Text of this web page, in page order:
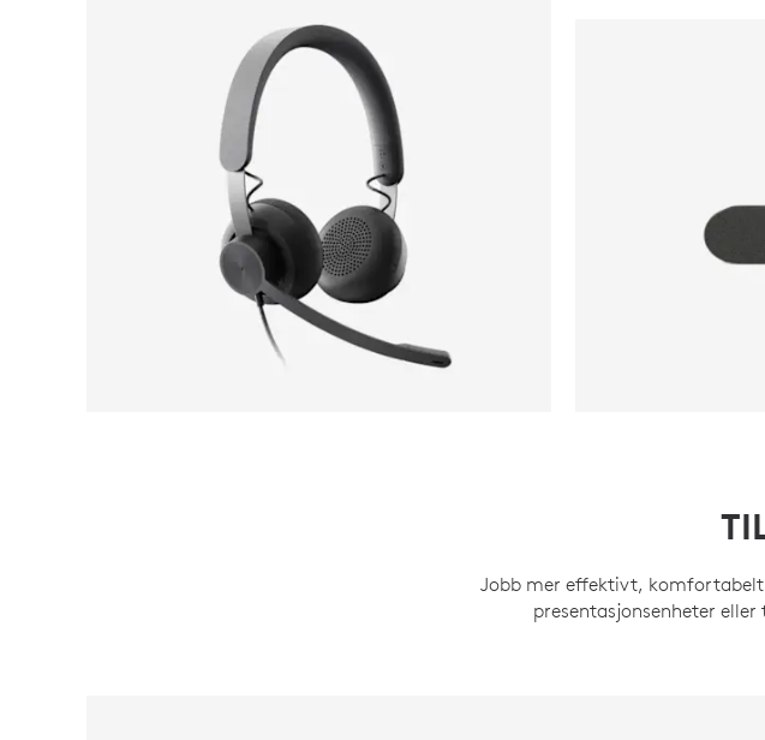
HODESETT
Jobb mer effektivt,
presentasjonsenheter